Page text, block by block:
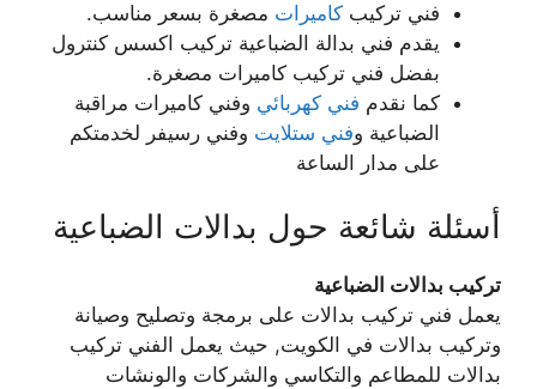
فني تركيب كاميرات مصغرة بسعر مناسب.
يقدم فني بدالة الضباعية تركيب اكسس كنترول
بفضل فني تركيب كاميرات مصغرة.
كما نقدم فني كهربائي وفني كاميرات مراقبة
الضباعية وفني ستلايت وفني رسيفر لخدمتكم
على مدار الساعة
أسئلة شائعة حول بدالات الضباعية
تركيب بدالات الضباعية
يعمل فني تركيب بدالات على برمجة وتصليح وصيانة
وتركيب بدالات في الكويت, حيث يعمل الفني تركيب
بدالات للمطاعم والتكاسي والشركات والونشات